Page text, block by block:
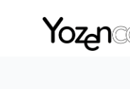
Yozenco -